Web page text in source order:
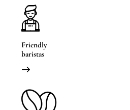
Friendly
baristas